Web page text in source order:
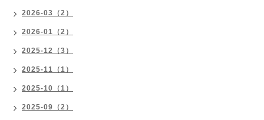
2026-03（2）
2026-01（2）
2025-12（3）
2025-11（1）
2025-10（1）
2025-09（2）